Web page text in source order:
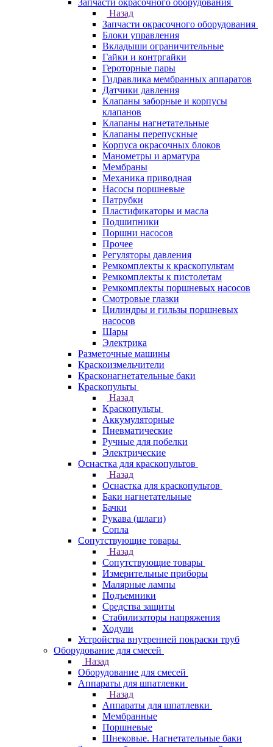
Запчасти окрасочного оборудования
Назад
Запчасти окрасочного оборудования
Блоки управления
Вкладыши ограничительные
Гайки и контргайки
Героторные пары
Гидравлика мембранных аппаратов
Датчики давления
Клапаны заборные и корпусы
клапанов
Клапаны нагнетательные
Клапаны перепускные
Корпуса окрасочных блоков
Манометры и арматура
Мембраны
Механика приводная
Насосы поршневые
Патрубки
Пластификаторы и масла
Подшипники
Поршни насосов
Прочее
Регуляторы давления
Ремкомплекты к краскопультам
Ремкомплекты к пистолетам
Ремкомплекты поршневых насосов
Смотровые глазки
Цилиндры и гильзы поршневых
насосов
Шары
Электрика
Разметочные машины
Краскоизмельчители
Красконагнетательные баки
Краскопульты
Назад
Краскопульты
Аккумуляторные
Пневматические
Ручные для побелки
Электрические
Оснастка для краскопультов
Назад
Оснастка для краскопультов
Баки нагнетательные
Бачки
Рукава (шлаги)
Сопла
Сопутствующие товары
Назад
Сопутствующие товары
Измерительные приборы
Малярные лампы
Подъемники
Средства защиты
Стабилизаторы напряжения
Ходули
Устройства внутренней покраски труб
Оборудование для смесей
Назад
Оборудование для смесей
Аппараты для шпатлевки
Назад
Аппараты для шпатлевки
Мембранные
Поршневые
Шнековые. Нагнетательные баки